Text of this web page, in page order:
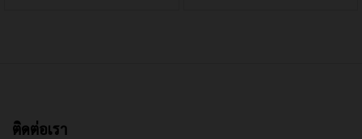
ติดต่อเรา